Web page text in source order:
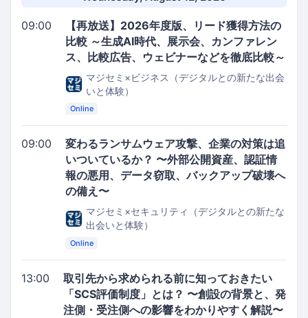
09:00
【再放送】2026年度版、リード獲得方法の
比較 ～生成AI時代、展示会、カンファレン
ス、比較広告、ウェビナーなどを徹底比較～
マジセミ×ビジネス（デジタルとの新たな出会
いと体験）
Online
09:00
変わるランサムウェア攻撃、企業の対策は追
いついているか？ 〜外部公開資産、認証情
報の悪用、データ窃取、バックアップ破壊へ
の備え〜
マジセミ×セキュリティ（デジタルとの新たな
出会いと体験）
Online
13:00
取引先から求められる前に知っておきたい
「SCS評価制度」とは？ 〜創設の背景と、発
注側・受注側への影響をわかりやすく解説〜